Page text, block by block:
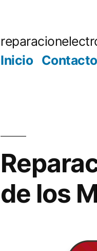
Inicio Contacto
de los